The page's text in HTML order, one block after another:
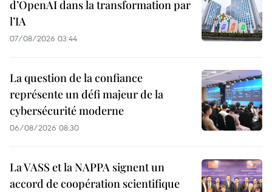
d’OpenAI dans la transformation par
l’IA
07/08/2026 03:44
La question de la confiance
représente un défi majeur de la
cybersécurité moderne
06/08/2026 08:30
La VASS et la NAPPA signent un
accord de coopération scientifique